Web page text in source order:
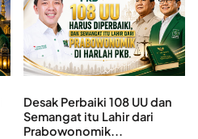
Desak Perbaiki 108 UU dan
Semangat itu Lahir dari
Prabowonomik...